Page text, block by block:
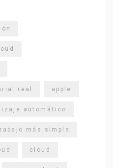
real apple
automático
más simple
cloud